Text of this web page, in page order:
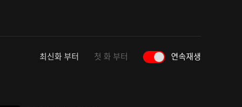
최신화 부터 첫 화 부터 연속재생